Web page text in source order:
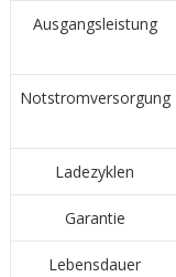
Ausgangsleistung
Notstromversorgung
Ladezyklen
Garantie
Lebensdauer